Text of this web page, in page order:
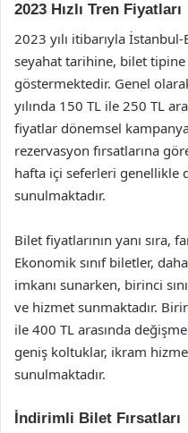
2023 Hızlı Tren Fiyatları
2023 yılı itibarıyla
seyahat tarihine, bilet
göstermektedir. Genel
yılında 150 TL ile 250 TL
fiyatlar dönemsel
rezervasyon fırsatlarına
hafta içi seferleri genellikle
sunulmaktadır.
Bilet fiyatlarının yanı sıra,
Ekonomik sınıf biletler,
imkanı sunarken, birinci
ve hizmet sunmaktadır.
ile 400 TL arasında
geniş koltuklar, ikram
sunulmaktadır.
İndirimli Bilet Fırsatları